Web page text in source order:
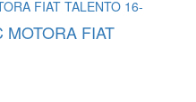
MOTORA FIAT